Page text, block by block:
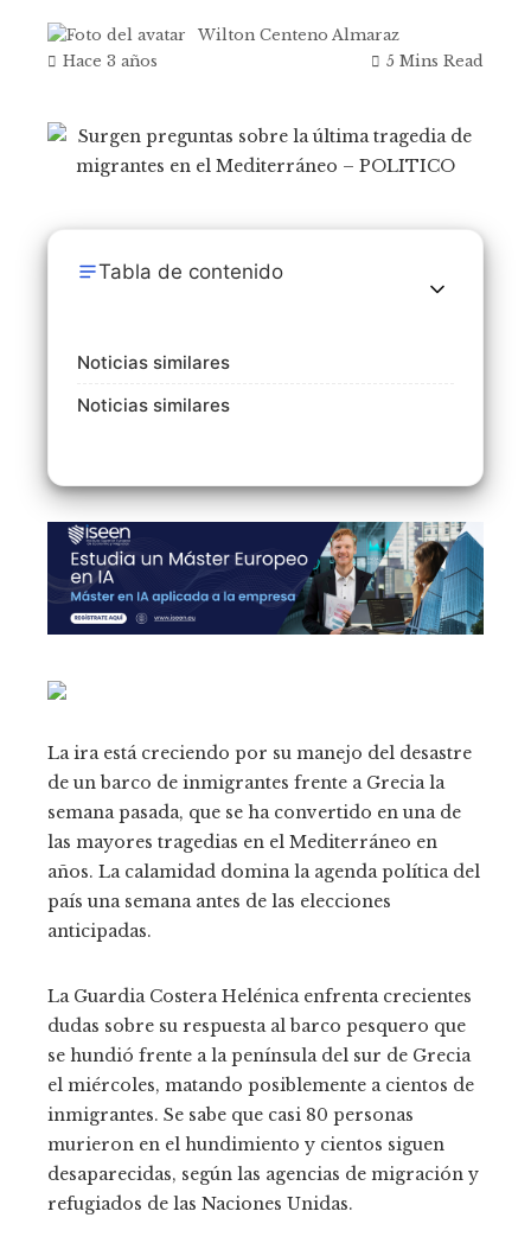
Wilton Centeno Almaraz
Hace 3 años
5 Mins Read
Tabla de contenido
Noticias similares
Noticias similares
La ira está creciendo por su manejo del desastre
de un barco de inmigrantes frente a Grecia la
semana pasada, que se ha convertido en una de
las mayores tragedias en el Mediterráneo en
años. La calamidad domina la agenda política del
país una semana antes de las elecciones
anticipadas.
La Guardia Costera Helénica enfrenta crecientes
dudas sobre su respuesta al barco pesquero que
se hundió frente a la península del sur de Grecia
el miércoles, matando posiblemente a cientos de
inmigrantes. Se sabe que casi 80 personas
murieron en el hundimiento y cientos siguen
desaparecidas, según las agencias de migración y
refugiados de las Naciones Unidas.